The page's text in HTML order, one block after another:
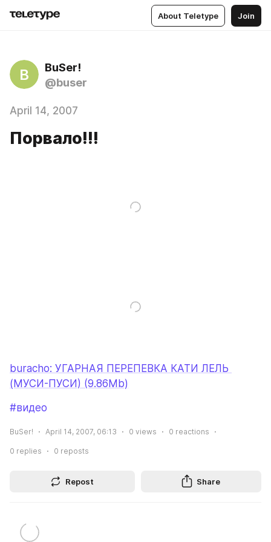
About Teletype Join
B
BuSer!
@buser
April 14, 2007
Порвало!!!
buracho: УГАРНАЯ ПЕРЕПЕВКА КАТИ ЛЕЛЬ
(МУСИ-ПУСИ) (9.86Mb)
#видео
BuSer! April 14, 2007, 06:13 0 views 0 reactions
0 replies 0 reposts
Repost Share